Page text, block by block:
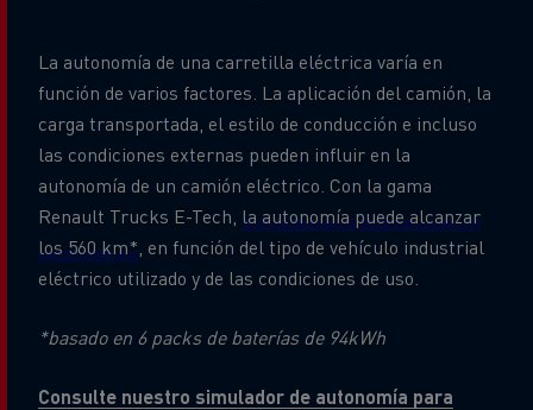
La autonomía de una carretilla eléctrica varía en
función de varios factores. La aplicación del camión, la
carga transportada, el estilo de conducción e incluso
las condiciones externas pueden influir en la
autonomía de un camión eléctrico. Con la gama
Renault Trucks E-Tech, la autonomía puede alcanzar
los 560 km* , en función del tipo de vehículo industrial
eléctrico utilizado y de las condiciones de uso.
*basado en 6 packs de baterías de 94kWh
Consulte nuestro simulador de autonomía para